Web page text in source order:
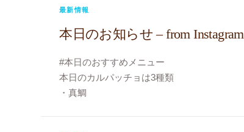
#今日のカルパッチョ
#今日のおじゃま虫
#もすけ
#ビストロヴェリテ
#bistroverite
#江東区大島
最新情報
本日のお知らせ – from Instagram
#本日のおすすめメニュー
本日のカルパッチョは3種類
・真鯛